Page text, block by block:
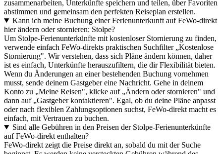
zusammenarbeiten, Unterkünfte speichern und teilen, über Favoriten
abstimmen und gemeinsam den perfekten Reiseplan erstellen.
Kann ich meine Buchung einer Ferienunterkunft auf FeWo-direkt
hier ändern oder stornieren: Stolpe?
Um Stolpe-Ferienunterkünfte mit kostenloser Stornierung zu finden,
verwende einfach FeWo-direkts praktischen Suchfilter „Kostenlose
Stornierung". Wir verstehen, dass sich Pläne ändern können, daher
ist es einfach, Unterkünfte herauszufiltern, die dir Flexibilität bieten.
Wenn du Änderungen an einer bestehenden Buchung vornehmen
musst, sende deinem Gastgeber eine Nachricht. Gehe in deinem
Konto zu „Meine Reisen", klicke auf „Ändern oder stornieren" und
dann auf „Gastgeber kontaktieren". Egal, ob du deine Pläne anpasst
oder nach flexiblen Zahlungsoptionen suchst, FeWo-direkt macht es
einfach, mit Vertrauen zu buchen.
Sind alle Gebühren in den Preisen der Stolpe-Ferienunterkünfte
auf FeWo-direkt enthalten?
FeWo-direkt zeigt die Preise direkt an, sobald du mit der Suche